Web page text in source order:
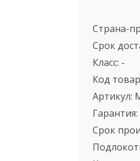
Страна-
Срок
Класс: -
Код
Артикул:
Гарантия:
Срок